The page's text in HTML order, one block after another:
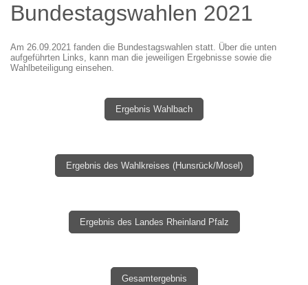
Bundestagswahlen 2021
Am 26.09.2021 fanden die Bundestagswahlen statt. Über die unten
aufgeführten Links, kann man die jeweiligen Ergebnisse sowie die
Wahlbeteiligung einsehen.
Ergebnis Wahlbach
Ergebnis des Wahlkreises (Hunsrück/Mosel)
Ergebnis des Landes Rheinland Pfalz
Gesamtergebnis